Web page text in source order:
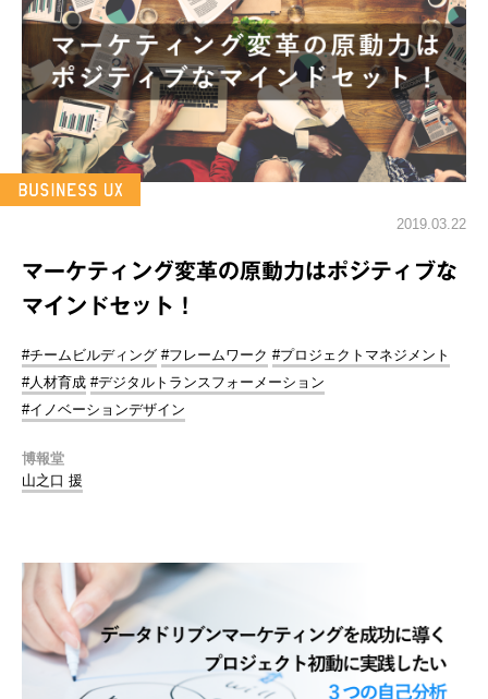
2019.03.22
マーケティング変革の原動力はポジティブな
マインドセット！
#チームビルディング #フレームワーク #プロジェクトマネジメント
#人材育成 #デジタルトランスフォーメーション
#イノベーションデザイン
博報堂
山之口 援